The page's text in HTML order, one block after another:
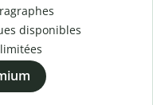
disponibles